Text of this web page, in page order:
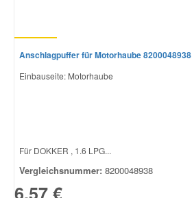
Anschlagpuffer für Motorhaube 8200048938
Einbauseite: Motorhaube
Für DOKKER , 1.6 LPG...
Vergleichsnummer: 8200048938